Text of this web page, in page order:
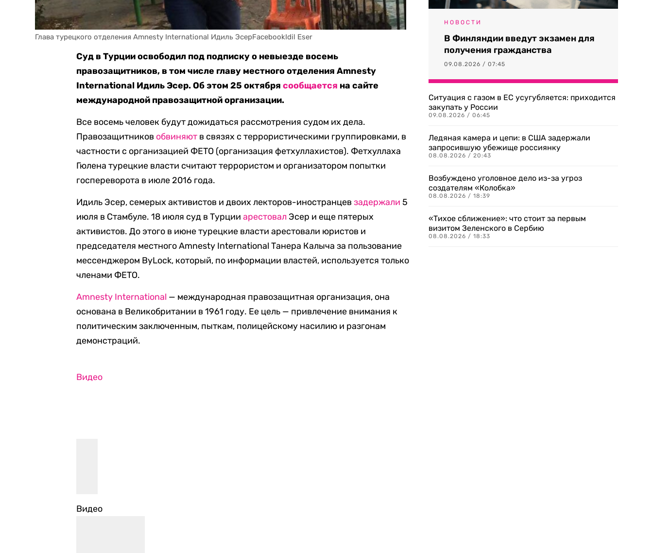
Глава турецкого отделения Amnesty International Идиль ЭсерFacebookIdil Eser
Суд в Турции освободил под подписку о невыезде восемь
правозащитников, в том числе главу местного отделения Amnesty
International Идиль Эсер. Об этом 25 октябрясообщается на сайте
международной правозащитной организации.
Все восемь человек будут дожидаться рассмотрения судом их дела.
Правозащитников обвиняют в связях с террористическими группировками, в
частности с организацией ФЕТО (организация фетхуллахистов). Фетхуллаха
Гюлена турецкие власти считают террористом и организатором попытки
госпереворота в июле 2016 года.
Идиль Эсер, семерых активистов и двоих лекторов-иностранцевзадержали 5
июля в Стамбуле. 18 июля суд в Турцииарестовал Эсер и еще пятерых
активистов. До этого в июне турецкие власти арестовали юристов и
председателя местного Amnesty International Танера Калыча за пользование
мессенджером ByLock, который, по информации властей, используется только
членами ФЕТО.
Amnesty International — международная правозащитная организация, она
основана в Великобритании в 1961 году. Ее цель — привлечение внимания к
политическим заключенным, пыткам, полицейскому насилию и разгонам
демонстраций.
Видео
Видео
НОВОСТИ
В Финляндии введут экзамен для
получения гражданства
09.08.2026 / 07:45
Ситуация с газом в ЕС усугубляется: приходится
закупать у России
09.08.2026 / 06:45
Ледяная камера и цепи: в США задержали
запросившую убежище россиянку
08.08.2026 / 20:43
Возбуждено уголовное дело из-за угроз
создателям «Колобка»
08.08.2026 / 18:39
«Тихое сближение»: что стоит за первым
визитом Зеленского в Сербию
08.08.2026 / 18:33